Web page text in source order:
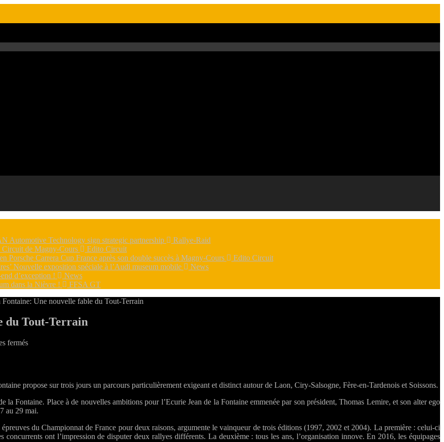
Automotive Technology sign strategic partnership
Rallye-Raid
Circuit de Magny-Cours
Edito Circuit
Porsche Carrera Cup France après son double succès à Magny-Cours
Edito Circuit
Nouvelle exposition spéciale à l’Audi museum mobile
News
d’exception !
News
dans la Nièvre !
FFSA GT
Fontaine: Une nouvelle fable du Tout-Terrain
du Tout-Terrain
ferméssur
Fontaine:
nouvelle
fable
Tout-
Terrain
propose sur trois jours un parcours particulièrement exigeant et distinct autour de Laon, Ciry-Salsogne, Fère-en-Tardenois et Soissons.
la Fontaine. Place à de nouvelles ambitions pour l’Ecurie Jean de la Fontaine emmenée par son président, Thomas Lemire, et son alter ego
au 29 mai.
du Championnat de France pour deux raisons, argumente le vainqueur de trois éditions (1997, 2002 et 2004). La première : celui-ci
ont l’impression de disputer deux rallyes différents. La deuxième : tous les ans, l’organisation innove. En 2016, les équipages